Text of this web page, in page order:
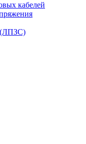
кабелей
(ЛПЗС)